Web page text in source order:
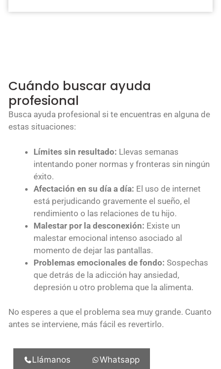
Cuándo buscar ayuda
profesional
Busca ayuda profesional si te encuentras en alguna de
estas situaciones:
Límites sin resultado: Llevas semanas
intentando poner normas y fronteras sin ningún
éxito.
Afectación en su día a día: El uso de internet
está perjudicando gravemente el sueño, el
rendimiento o las relaciones de tu hijo.
Malestar por la desconexión: Existe un
malestar emocional intenso asociado al
momento de dejar las pantallas.
Problemas emocionales de fondo: Sospechas
que detrás de la adicción hay ansiedad,
depresión u otro problema que la alimenta.
No esperes a que el problema sea muy grande. Cuanto
antes se interviene, más fácil es revertirlo.
Llámanos Whatsapp